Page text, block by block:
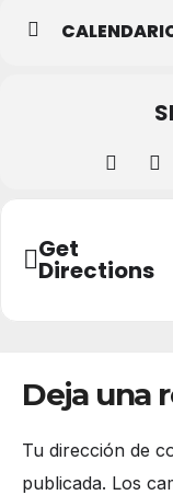
Get
Directions
Deja una
Tu dirección de
publicada. Los